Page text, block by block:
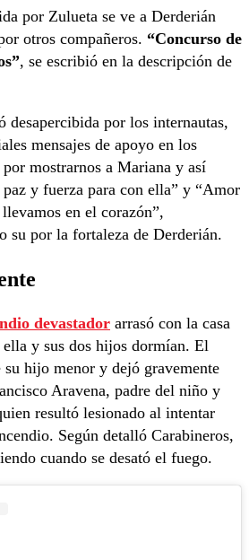
por Zulueta se ve a Derderián
otros compañeros. “Concurso de
, se escribió en la descripción de
desapercibida por los internautas,
mensajes de apoyo en los
mostrarnos a Mariana y así
y fuerza para con ella” y “Amor
en el corazón”,
su por la fortaleza de Derderián.
devastador arrasó con la casa
y sus dos hijos dormían. El
hijo menor y dejó gravemente
Aravena, padre del niño y
resultó lesionado al intentar
Según detalló Carabineros,
cuando se desató el fuego.